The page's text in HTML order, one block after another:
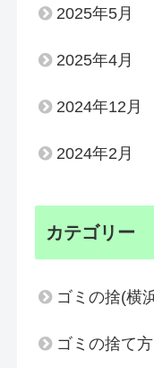
2025年5月
2025年4月
2024年12月
2024年2月
カテゴリー
ゴミの捨(横
ゴミの捨て